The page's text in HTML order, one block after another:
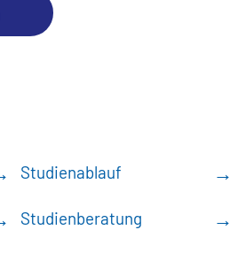
Studienablauf
Studienberatung